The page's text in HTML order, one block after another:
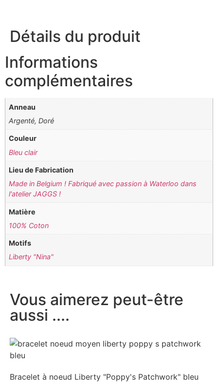
Détails du produit
Informations
complémentaires
Anneau
Argenté, Doré
Couleur
Bleu clair
Lieu de Fabrication
Made in Belgium ! Fabriqué avec passion à Waterloo dans
l'atelier JAGGS !
Matière
100% Coton
Motifs
Liberty "Nina"
Vous aimerez peut-être
aussi ....
Bracelet à noeud Liberty "Poppy's Patchwork" bleu